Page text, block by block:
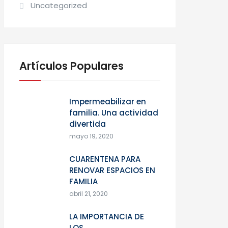
Uncategorized
Artículos Populares
Impermeabilizar en
familia. Una actividad
divertida
mayo 19, 2020
CUARENTENA PARA
RENOVAR ESPACIOS EN
FAMILIA
abril 21, 2020
LA IMPORTANCIA DE